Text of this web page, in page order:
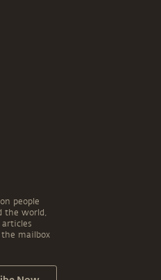
people
the world,
mailbox